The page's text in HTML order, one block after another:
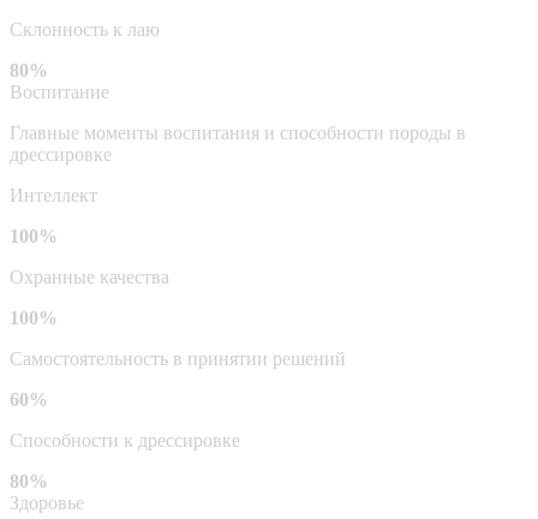
Склонность к лаю
80%
Воспитание
Главные моменты воспитания и способности породы в
дрессировке
Интеллект
100%
Охранные качества
100%
Самостоятельность в принятии решений
60%
Способности к дрессировке
80%
Здоровье